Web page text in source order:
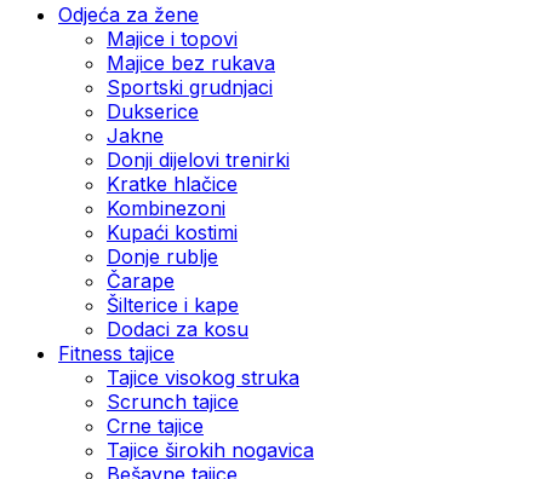
Odjeća za žene
Majice i topovi
Majice bez rukava
Sportski grudnjaci
Dukserice
Jakne
Donji dijelovi trenirki
Kratke hlačice
Kombinezoni
Kupaći kostimi
Donje rublje
Čarape
Šilterice i kape
Dodaci za kosu
Fitness tajice
Tajice visokog struka
Scrunch tajice
Crne tajice
Tajice širokih nogavica
Bešavne tajice